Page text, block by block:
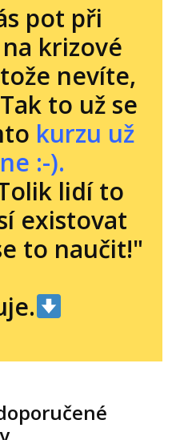
pot při
krizové
nevíte,
to už se
kurzu už
:-).
lidí to
existovat
to naučit!"